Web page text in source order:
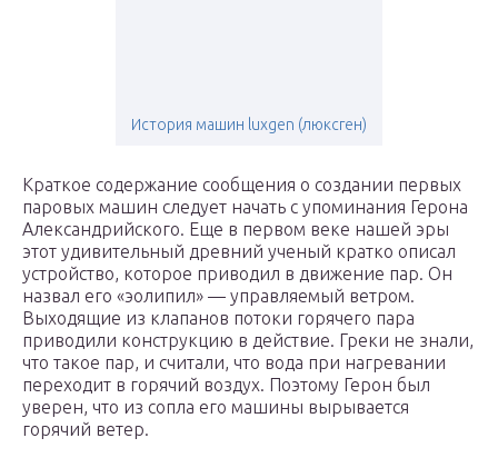
История машин luxgen (люксген)
Краткое содержание сообщения о создании первых
паровых машин следует начать с упоминания Герона
Александрийского. Еще в первом веке нашей эры
этот удивительный древний ученый кратко описал
устройство, которое приводил в движение пар. Он
назвал его «эолипил» — управляемый ветром.
Выходящие из клапанов потоки горячего пара
приводили конструкцию в действие. Греки не знали,
что такое пар, и считали, что вода при нагревании
переходит в горячий воздух. Поэтому Герон был
уверен, что из сопла его машины вырывается
горячий ветер.